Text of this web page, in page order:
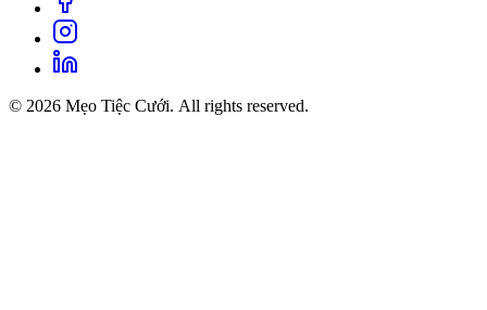
© 2026 Mẹo Tiệc Cưới. All rights reserved.